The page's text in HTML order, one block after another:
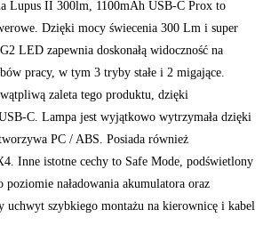
Lupus II 300lm, 1100mAh USB-C Prox to
Dzięki mocy świecenia 300 Lm i super
LED zapewnia doskonałą widoczność na
pracy, w tym 3 tryby stałe i 2 migające.
zaleta tego produktu, dzięki
C. Lampa jest wyjątkowo wytrzymała dzięki
PC / ABS. Posiada również
Inne istotne cechy to Safe Mode, podświetlony
naładowania akumulatora oraz
uchwyt szybkiego montażu na kierownicę i kabel